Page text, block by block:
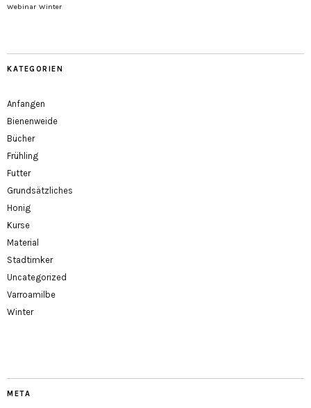
Webinar Winter
KATEGORIEN
Anfangen
Bienenweide
Bücher
Frühling
Futter
Grundsätzliches
Honig
Kurse
Material
Stadtimker
Uncategorized
Varroamilbe
Winter
META